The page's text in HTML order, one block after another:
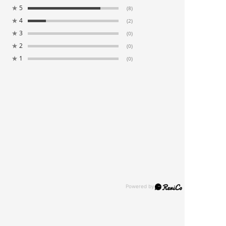
★ 5 (8)
★ 4 (2)
★ 3 (0)
★ 2 (0)
★ 1 (0)